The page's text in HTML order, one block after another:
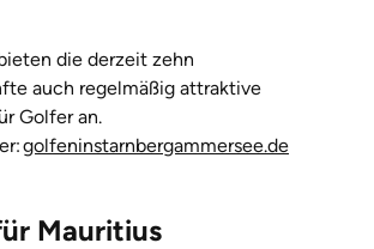
die derzeit zehn
auch regelmäßig attraktive
Golfer an.
golfeninstarnbergammersee.de
Mauritius